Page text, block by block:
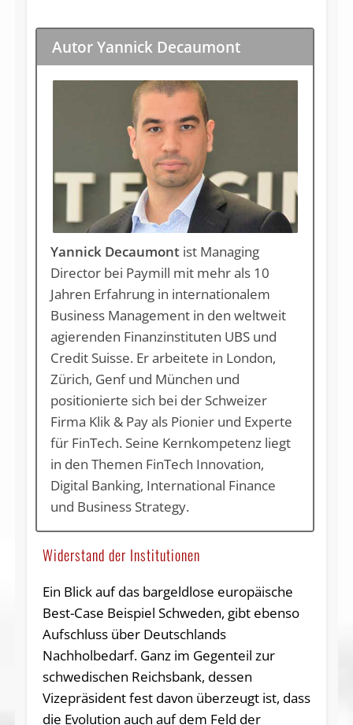
Autor Yannick Decaumont
Yannick Decaumont ist Managing
Director bei Paymill mit mehr als 10
Jahren Erfahrung in internationalem
Business Management in den weltweit
agierenden Finanzinstituten UBS und
Credit Suisse. Er arbeitete in London,
Zürich, Genf und München und
positionierte sich bei der Schweizer
Firma Klik & Pay als Pionier und Experte
für FinTech. Seine Kernkompetenz liegt
in den Themen FinTech Innovation,
Digital Banking, International Finance
und Business Strategy.
Widerstand der Institutionen
Ein Blick auf das bargeldlose europäische
Best-Case Beispiel Schweden, gibt ebenso
Aufschluss über Deutschlands
Nachholbedarf. Ganz im Gegenteil zur
schwedischen Reichsbank, dessen
Vizepräsident fest davon überzeugt ist, dass
die Evolution auch auf dem Feld der